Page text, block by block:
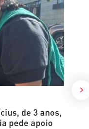
de 3 anos,
pede apoio